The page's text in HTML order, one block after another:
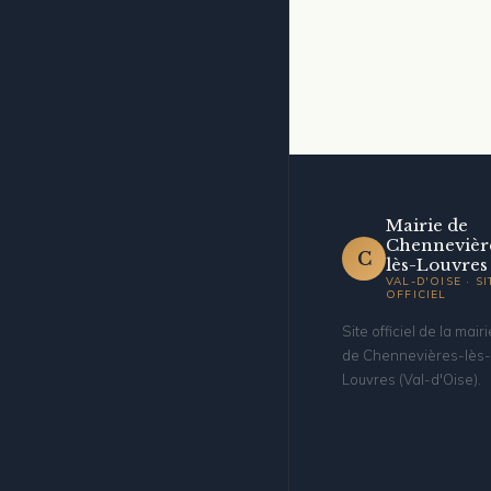
C
Mairie de
lès-Louvres
VAL-D'OISE ·
OFFICIEL
Site officiel de la
de Chennevières-lès-
Louvres (Val-d'Oise).